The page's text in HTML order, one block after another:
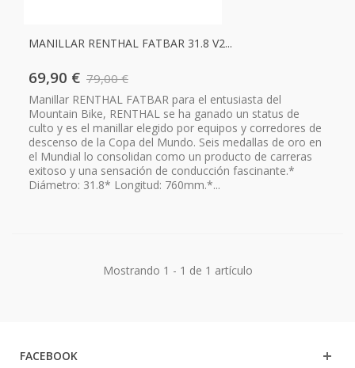
MANILLAR RENTHAL FATBAR 31.8 V2...
69,90 € 79,00 €
Manillar RENTHAL FATBAR para el entusiasta del
Mountain Bike, RENTHAL se ha ganado un status de
culto y es el manillar elegido por equipos y corredores de
descenso de la Copa del Mundo. Seis medallas de oro en
el Mundial lo consolidan como un producto de carreras
exitoso y una sensación de conducción fascinante.*
Diámetro: 31.8* Longitud: 760mm.*...
Mostrando 1 - 1 de 1 artículo
FACEBOOK